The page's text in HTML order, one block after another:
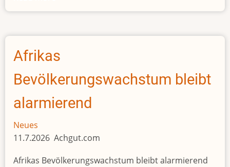
Nach
Pleite:
verprügelt
Afrikas
Bevölkerungswachstum bleibt
alarmierend
Neues
11.7.2026 Achgut.com
Afrikas Bevölkerungswachstum bleibt alarmierend